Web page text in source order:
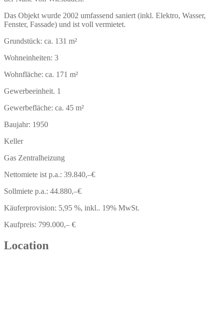
Das Objekt wurde 2002 umfassend saniert (inkl. Elektro, Wasser,
Fenster, Fassade) und ist voll vermietet.
Grundstück: ca. 131 m²
Wohneinheiten: 3
Wohnfläche: ca. 171 m²
Gewerbeeinheit. 1
Gewerbefläche: ca. 45 m²
Baujahr: 1950
Keller
Gas Zentralheizung
Nettomiete ist p.a.: 39.840,–€
Sollmiete p.a.: 44.880,–€
Käuferprovision: 5,95 %, inkl.. 19% MwSt.
Kaufpreis: 799.000,– €
Location